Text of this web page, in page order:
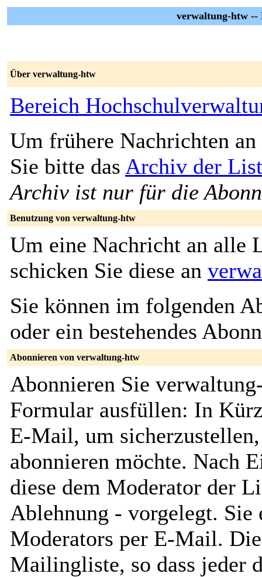
verwaltung-htw --
Über verwaltung-htw
Bereich
Um frühere Nachrichten an
Sie bitte das Archiv der
Archiv ist nur für die
Benutzung von verwaltung-htw
Um eine Nachricht an alle
schicken Sie diese an
Sie können im folgenden
oder ein bestehendes
Abonnieren von verwaltung-htw
Abonnieren Sie
Formular ausfüllen: In
E-Mail, um
abonnieren möchte. Nach
diese dem Moderator der
Ablehnung - vorgelegt. Sie
Moderators per E-Mail.
Mailingliste, so dass jeder